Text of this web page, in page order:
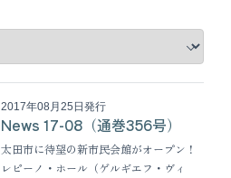
2017年08月25日発行
News 17-08（通巻356号）
太田市に待望の新市民会館がオープン！
レピーノ・ホール（ゲルギエフ・ヴィ